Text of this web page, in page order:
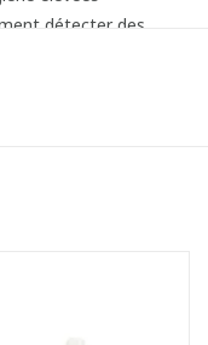
détecter des